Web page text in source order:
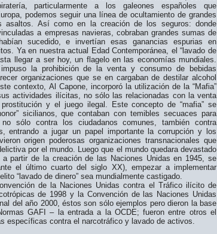
particularmente a los galeones españoles que
podemos seguir una línea de ocultamiento de grandes
asaltos. Así como en la creación de los seguros: donde
a empresas navieras, cobraban grandes sumas de
sucedido, e invertían esas ganancias espurias en
Ya en nuestra actual Edad Contemporánea, el “lavado de
llegar a ser hoy, un flagelo en las economías mundiales.
la prohibición de la venta y consumo de bebidas
organizaciones que se en cargaban de destilar alcohol
contexto, Al Capone, incorporó la utilización de la “Mafia”
actividades ilícitas, no sólo las relacionadas con la venta
y el juego ilegal. Este concepto de “mafia” se
sicilianos, que contaban con temibles secuaces para
sólo contra los ciudadanos comunes, también contra
entrando a jugar un papel importante la corrupción y los
origen poderosas organizaciones transnacionales que
por el mundo. Luego que el mundo quedara devastado
partir de la creación de las Naciones Unidas en 1945, se
el último cuarto del siglo XX), empezar a implementar
“lavado de dinero” sea mundialmente castigado.
de la Naciones Unidas contra el Tráfico ilícito de
de 1998 y la Convención de las Naciones Unidas
del año 2000, éstos son sólo ejemplos pero dieron la base
GAFI – la entrada a la OCDE; fueron entre otros el
específicas contra el narcotráfico y lavado de activos.